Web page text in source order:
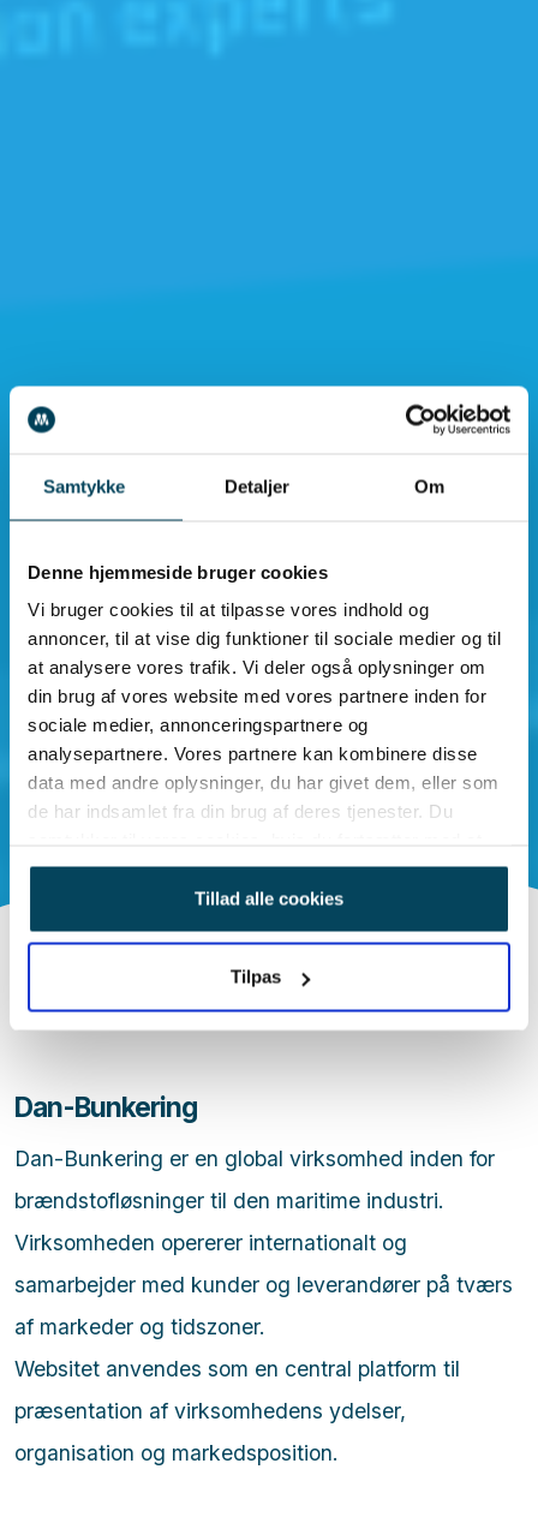
Samtykke Detaljer Om
Denne hjemmeside bruger cookies
Vi bruger cookies til at tilpasse vores indhold og
annoncer, til at vise dig funktioner til sociale medier og til
at analysere vores trafik. Vi deler også oplysninger om
din brug af vores website med vores partnere inden for
sociale medier, annonceringspartnere og
analysepartnere. Vores partnere kan kombinere disse
data med andre oplysninger, du har givet dem, eller som
de har indsamlet fra din brug af deres tjenester. Du
anvende vores hjemmeside.
Tillad alle cookies
Tilpas
Dan-Bunkering
Dan-Bunkering er en global virksomhed inden for
brændstofløsninger til den maritime industri.
Virksomheden opererer internationalt og
samarbejder med kunder og leverandører på tværs
af markeder og tidszoner.
Websitet anvendes som en central platform til
præsentation af virksomhedens ydelser,
organisation og markedsposition.